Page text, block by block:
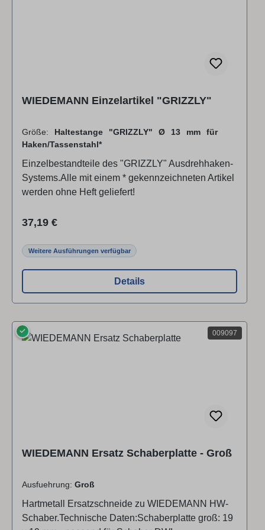
WIEDEMANN Einzelartikel "GRIZZLY"
Größe: Haltestange "GRIZZLY" Ø 13 mm für
Haken/Tassenstahl*
Einzelbestandteile des "GRIZZLY" Ausdrehhaken-
Systems.Alle mit einem * gekennzeichneten Artikel
werden ohne Heft geliefert!
Regulärer Preis:
37,19 €
Weitere Ausführungen verfügbar
Details
009097
✓
WIEDEMANN Ersatz Schaberplatte - Groß
Ausfuehrung: Groß
Hartmetall Ersatzschneide zu WIEDEMANN HW-
Schaber.Technische Daten:Schaberplatte groß: 19